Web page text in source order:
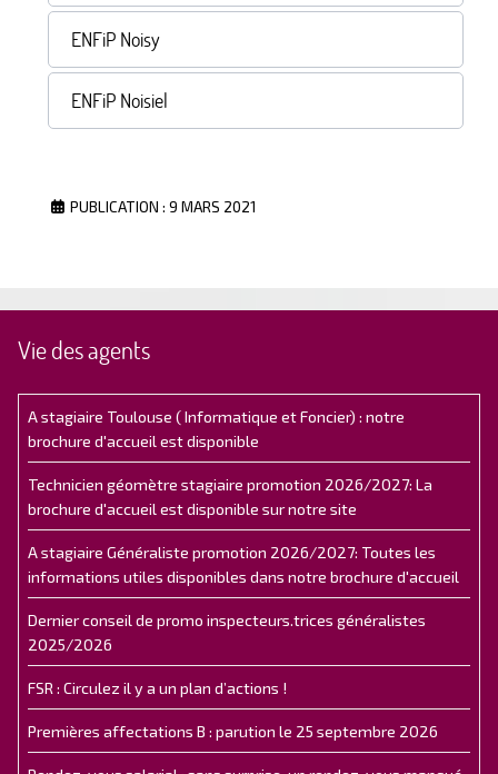
ENFiP Noisy
ENFiP Noisiel
PUBLICATION : 9 MARS 2021
Vie des agents
A stagiaire Toulouse ( Informatique et Foncier) : notre
brochure d'accueil est disponible
Technicien géomètre stagiaire promotion 2026/2027: La
brochure d'accueil est disponible sur notre site
A stagiaire Généraliste promotion 2026/2027: Toutes les
informations utiles disponibles dans notre brochure d'accueil
Dernier conseil de promo inspecteurs.trices généralistes
2025/2026
FSR : Circulez il y a un plan d’actions !
Premières affectations B : parution le 25 septembre 2026